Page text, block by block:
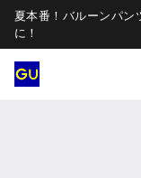
夏本番！バルーンパン
に！